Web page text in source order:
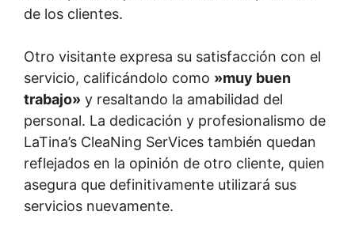
de los clientes.
Otro visitante expresa su satisfacción con el
servicio, calificándolo como »muy buen
trabajo» y resaltando la amabilidad del
personal. La dedicación y profesionalismo de
LaTina’s CleaNing SerVices también quedan
reflejados en la opinión de otro cliente, quien
asegura que definitivamente utilizará sus
servicios nuevamente.